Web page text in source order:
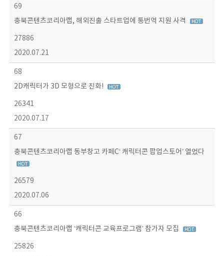
69
충북콘텐츠코리아랩, 해외진출 스타트업에 통번역 지원 사격
27886
2020.07.21
68
2D캐릭터가 3D 모형으로 진화!
26341
2020.07.17
67
충북콘텐츠코리아랩 동부창고 카페C‘ 캐릭터콘 팝업스토어’ 열었다
26579
2020.07.06
66
충북콘텐츠코리아랩 ‘캐릭터콘 교육프로그램’ 참가자 모집
25826